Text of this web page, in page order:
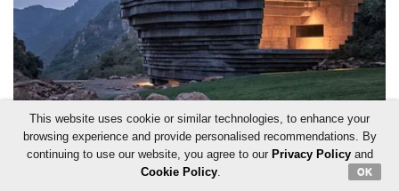
This website uses cookie or similar technologies, to enhance your
browsing experience and provide personalised recommendations. By
continuing to use our website, you agree to our Privacy Policyand
Cookie Policy. OK